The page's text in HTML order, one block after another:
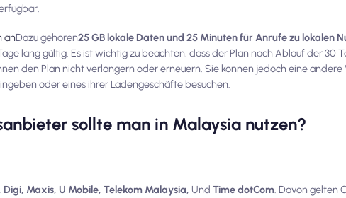
anDazu gehören25 GB lokale Daten und 25 Minuten für Anrufe zu lokalen
lang gültig. Es ist wichtig zu beachten, dass der Plan nach Ablauf der 30
den Plan nicht verlängern oder erneuern. Sie können jedoch eine andere
oder eines ihrer Ladengeschäfte besuchen.
sollte man in Malaysia nutzen?
Digi, Maxis, U Mobile, Telekom Malaysia, UndTime dotCom. Davon gelten